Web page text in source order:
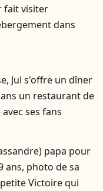
fait visiter
dans
Jul s'offre un dîner
un restaurant de
ses fans
papa pour
ans, photo de sa
Victoire qui